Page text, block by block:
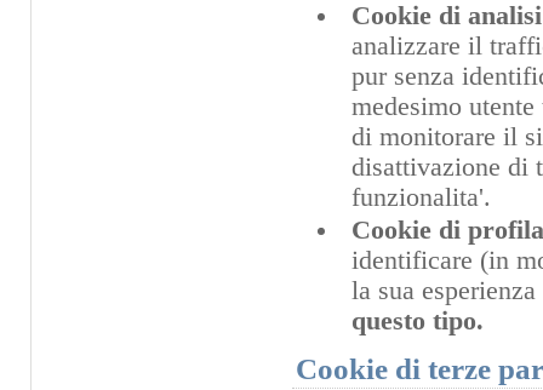
Cookie di
analizzare il
pur senza
medesimo
di monitorare il
disattivazione di
funzionalita'.
Cookie di
identificare (in
la sua
questo tipo.
Cookie di terze